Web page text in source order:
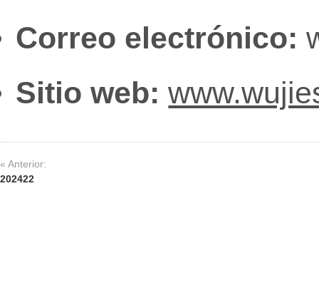
Correo electrónico:
Sitio web:
« Anterior:
202422